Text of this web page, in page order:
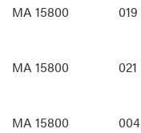
MA 15800
019
MA 15800
021
MA 15800
004